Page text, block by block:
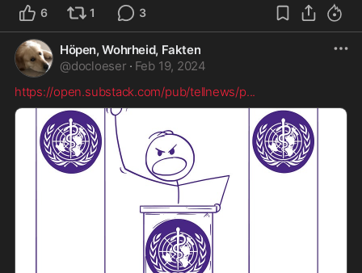
6 1 3
Höpen, Wohrheid, Fakten
@docloeser · Feb 19, 2024
https://open.substack.com/pub/tellnews/p...